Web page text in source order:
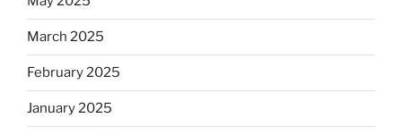
March 2025
February 2025
January 2025